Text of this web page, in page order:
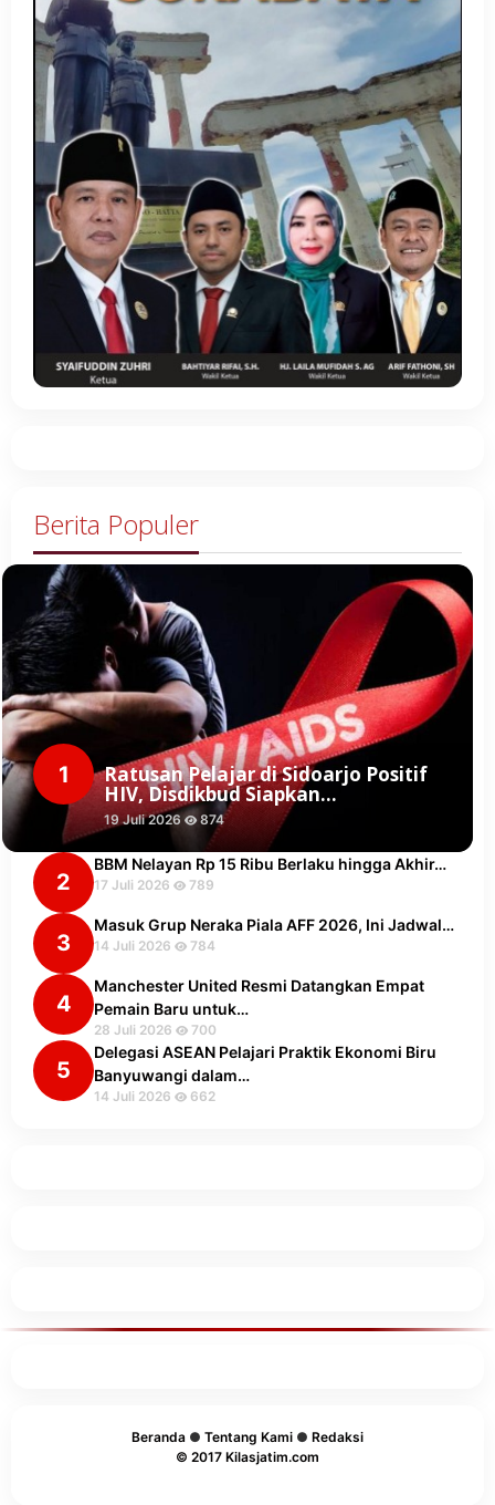
Berita Populer
1 Ratusan Pelajar di Sidoarjo Positif
HIV, Disdikbud Siapkan…
19 Juli 2026 874
2
BBM Nelayan Rp 15 Ribu Berlaku hingga Akhir…
17 Juli 2026 789
3
Masuk Grup Neraka Piala AFF 2026, Ini Jadwal…
14 Juli 2026 784
4
Manchester United Resmi Datangkan Empat
Pemain Baru untuk…
28 Juli 2026 700
5
Delegasi ASEAN Pelajari Praktik Ekonomi Biru
Banyuwangi dalam…
14 Juli 2026 662
Beranda ● Tentang Kami ● Redaksi
© 2017 Kilasjatim.com